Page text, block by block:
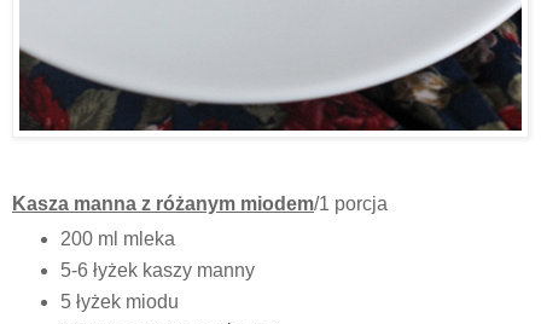
Kasza manna z różanym miodem/1 porcja
200 ml mleka
5-6 łyżek kaszy manny
5 łyżek miodu